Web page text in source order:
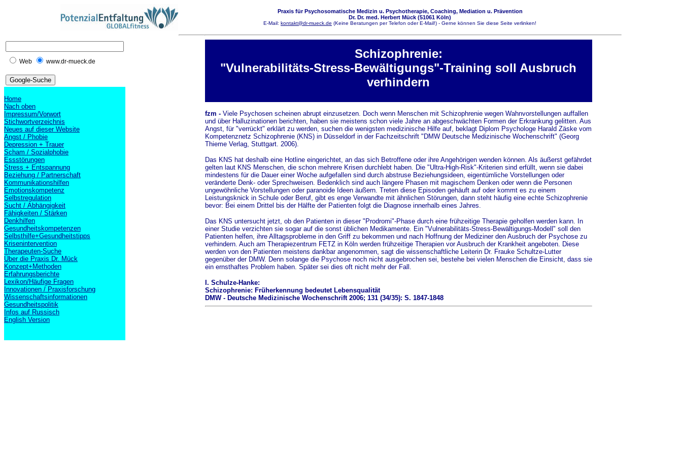
Praxis für Psychosomatische Medizin u. Psychotherapie, Coaching, Mediation u. Prävention
Dr. Dr. med. Herbert Mück (51061 Köln)
E-Mail: kontakt@dr-mueck.de (Keine Beratungen per Telefon oder E-Mail!) - Gerne können Sie diese Seite verlinken!
Web www.dr-mueck.de
Home
Nach oben
Impressum/Vorwort
Stichwortverzeichnis
Neues auf dieser Website
Angst / Phobie
Depression + Trauer
Scham / Sozialphobie
Essstörungen
Stress + Entspannung
Beziehung / Partnerschaft
Kommunikationshilfen
Emotionskompetenz
Selbstregulation
Sucht / Abhängigkeit
Fähigkeiten / Stärken
Denkhilfen
Gesundheitskompetenzen
Selbsthilfe+Gesundheitstipps
Krisenintervention
Therapeuten-Suche
Über die Praxis Dr. Mück
Konzept+Methoden
Erfahrungsberichte
Lexikon/Häufige Fragen
Innovationen / Praxisforschung
Wissenschaftsinformationen
Gesundheitspolitik
Infos auf Russisch
English Version
Schizophrenie:
"Vulnerabilitäts-Stress-Bewältigungs"-Training soll Ausbruch
verhindern
fzm - Viele Psychosen scheinen abrupt einzusetzen. Doch wenn Menschen mit Schizophrenie wegen Wahnvorstellungen auffallen
und über Halluzinationen berichten, haben sie meistens schon viele Jahre an abgeschwächten Formen der Erkrankung gelitten. Aus
Angst, für "verrückt" erklärt zu werden, suchen die wenigsten medizinische Hilfe auf, beklagt Diplom Psychologe Harald Zäske vom
Kompetenznetz Schizophrenie (KNS) in Düsseldorf in der Fachzeitschrift "DMW Deutsche Medizinische Wochenschrift" (Georg
Thieme Verlag, Stuttgart. 2006).
Das KNS hat deshalb eine Hotline eingerichtet, an das sich Betroffene oder ihre Angehörigen wenden können. Als äußerst gefährdet
gelten laut KNS Menschen, die schon mehrere Krisen durchlebt haben. Die "Ultra-High-Risk"-Kriterien sind erfüllt, wenn sie dabei
mindestens für die Dauer einer Woche aufgefallen sind durch abstruse Beziehungsideen, eigentümliche Vorstellungen oder
veränderte Denk- oder Sprechweisen. Bedenklich sind auch längere Phasen mit magischem Denken oder wenn die Personen
ungewöhnliche Vorstellungen oder paranoide Ideen äußern. Treten diese Episoden gehäuft auf oder kommt es zu einem
Leistungsknick in Schule oder Beruf, gibt es enge Verwandte mit ähnlichen Störungen, dann steht häufig eine echte Schizophrenie
bevor: Bei einem Drittel bis der Hälfte der Patienten folgt die Diagnose innerhalb eines Jahres.
Das KNS untersucht jetzt, ob den Patienten in dieser "Prodromi"-Phase durch eine frühzeitige Therapie geholfen werden kann. In
einer Studie verzichten sie sogar auf die sonst üblichen Medikamente. Ein "Vulnerabilitäts-Stress-Bewältigungs-Modell" soll den
Patienten helfen, ihre Alltagsprobleme in den Griff zu bekommen und nach Hoffnung der Mediziner den Ausbruch der Psychose zu
verhindern. Auch am Therapiezentrum FETZ in Köln werden frühzeitige Therapien vor Ausbruch der Krankheit angeboten. Diese
werden von den Patienten meistens dankbar angenommen, sagt die wissenschaftliche Leiterin Dr. Frauke Schultze-Lutter
gegenüber der DMW. Denn solange die Psychose noch nicht ausgebrochen sei, bestehe bei vielen Menschen die Einsicht, dass sie
ein ernsthaftes Problem haben. Später sei dies oft nicht mehr der Fall.
I. Schulze-Hanke:
Schizophrenie: Früherkennung bedeutet Lebensqualität
DMW - Deutsche Medizinische Wochenschrift 2006; 131 (34/35): S. 1847-1848